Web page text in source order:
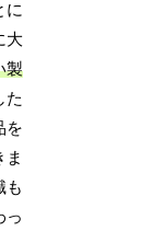
に
大
製
た
を
ま
も
っ